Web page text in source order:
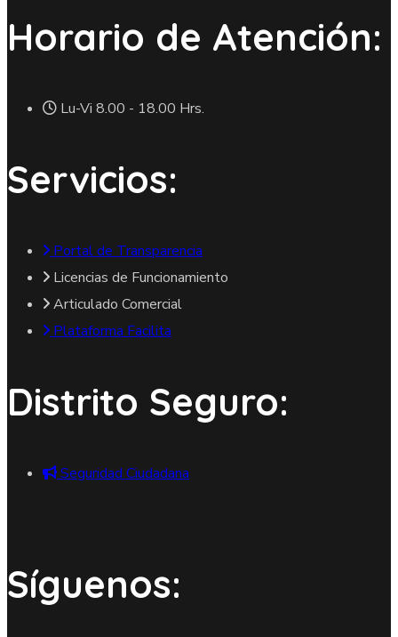
Horario de Atención:
Lu-Vi 8.00 - 18.00 Hrs.
Servicios:
Portal de Transparencia
Licencias de Funcionamiento
Articulado Comercial
Plataforma Facilita
Distrito Seguro:
Seguridad Ciudadana
Síguenos: